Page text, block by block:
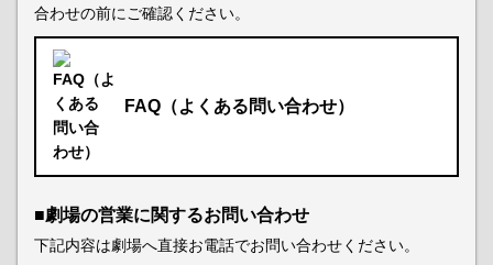
合わせの前にご確認ください。
FAQ（よくある問い合わせ）
■劇場の営業に関するお問い合わせ
下記内容は劇場へ直接お電話でお問い合わせください。